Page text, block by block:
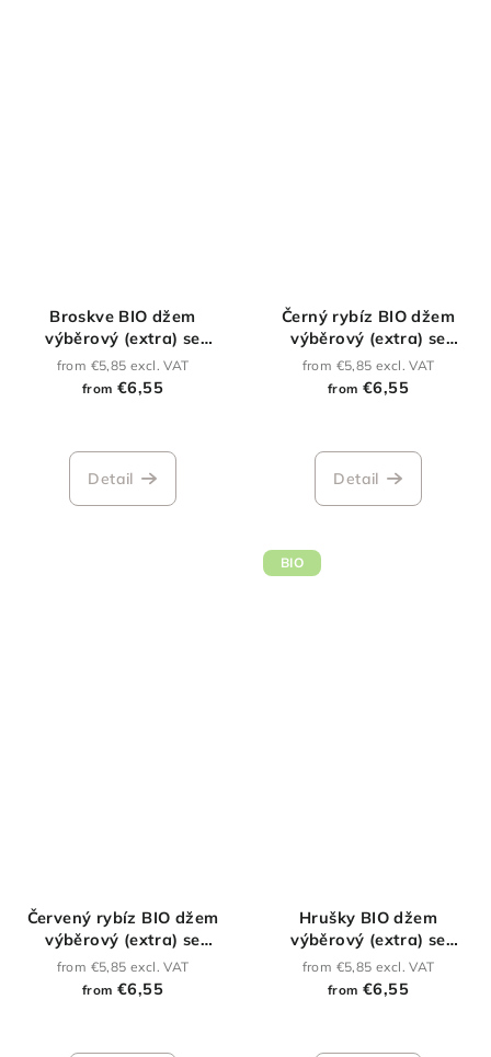
Broskve BIO džem
výběrový (extra) se
sníženým obsahem cukru
from €5,85 excl. VAT
from €6,55
Detail
Černý rybíz BIO džem
výběrový (extra) se
sníženým obsahem cukru
from €5,85 excl. VAT
from €6,55
Detail
Červený rybíz BIO džem
výběrový (extra) se
sníženým obsahem cukru
from €5,85 excl. VAT
from €6,55
BIO
Hrušky BIO džem
výběrový (extra) se
sníženým obsahem cukru
from €5,85 excl. VAT
from €6,55